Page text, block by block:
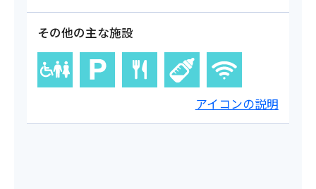
その他の主な施設
アイコンの説明